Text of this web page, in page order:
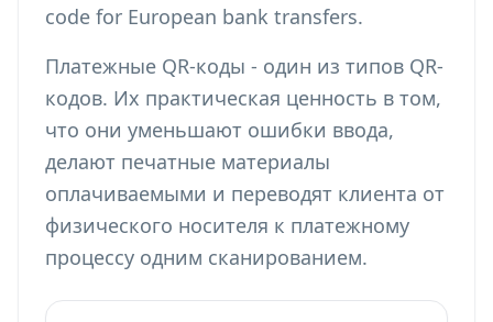
code for European bank transfers.
Платежные QR-коды - один из типов QR-
кодов. Их практическая ценность в том,
что они уменьшают ошибки ввода,
делают печатные материалы
оплачиваемыми и переводят клиента от
физического носителя к платежному
процессу одним сканированием.